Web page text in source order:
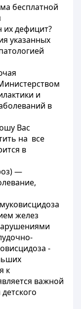
бесплатной
их дефицит?
указанных
и
в
Вас
на все
в
—
желез
-
к
важной